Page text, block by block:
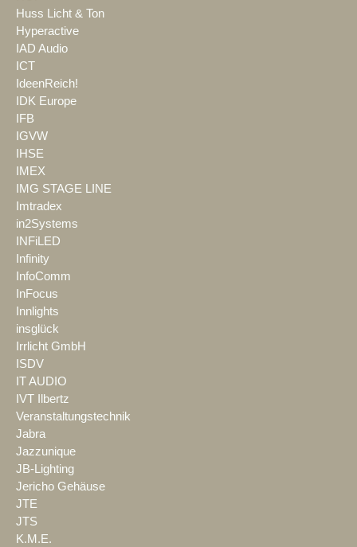
Huss Licht & Ton
Hyperactive
IAD Audio
ICT
IdeenReich!
IDK Europe
IFB
IGVW
IHSE
IMEX
IMG STAGE LINE
Imtradex
in2Systems
INFiLED
Infinity
InfoComm
InFocus
Innlights
insglück
Irrlicht GmbH
ISDV
IT AUDIO
IVT Ilbertz
Veranstaltungstechnik
Jabra
Jazzunique
JB-Lighting
Jericho Gehäuse
JTE
JTS
K.M.E.